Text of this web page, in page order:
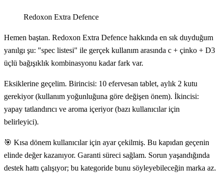
Redoxon Extra Defence
Hemen baştan. Redoxon Extra Defence hakkında en sık duyduğum
yanılgı şu: "spec listesi" ile gerçek kullanım arasında c + çinko + D3
üçlü bağışıklık kombinasyonu kadar fark var.
Eksiklerine geçelim. Birincisi: 10 efervesan tablet, aylık 2 kutu
gerekiyor (kullanım yoğunluğuna göre değişen önem). İkincisi:
yapay tatlandırıcı ve aroma içeriyor (bazı kullanıcılar için
belirleyici).
🎯 Kısa dönem kullanıcılar için ayar çekilmiş. Bu kapıdan geçenin
elinde değer kazanıyor. Garanti süreci sağlam. Sorun yaşandığında
destek hattı çalışıyor; bu kategoride bunu söyleyebileceğin marka az.